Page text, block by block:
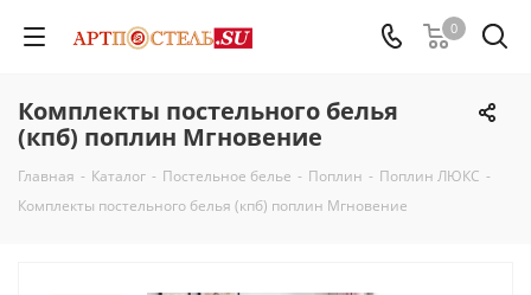
0
Комплекты постельного белья
(кпб) поплин Мгновение
Главная - Каталог - Постельное белье - Поплин - Поплин ЛЮКС -
Комплекты постельного белья (кпб) поплин Мгновение